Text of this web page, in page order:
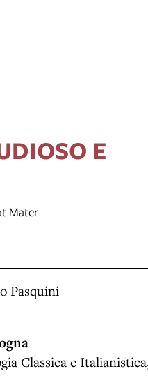
E
Mater
Pasquini
Classica e